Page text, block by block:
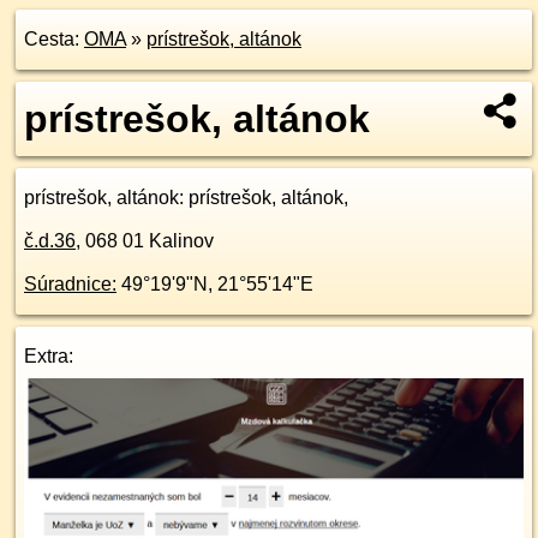
Cesta: OMA» prístrešok, altánok
prístrešok, altánok
prístrešok, altánok: prístrešok, altánok,
č.d.36, 068 01 Kalinov
Súradnice: 49°19'9"N , 21°55'14"E
Extra: